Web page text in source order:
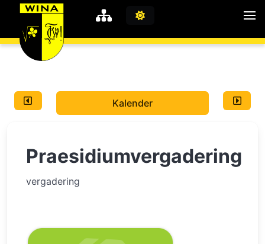
WiNA MyWiNA
Schachten
Kalender
Praesidiumvergadering
vergadering